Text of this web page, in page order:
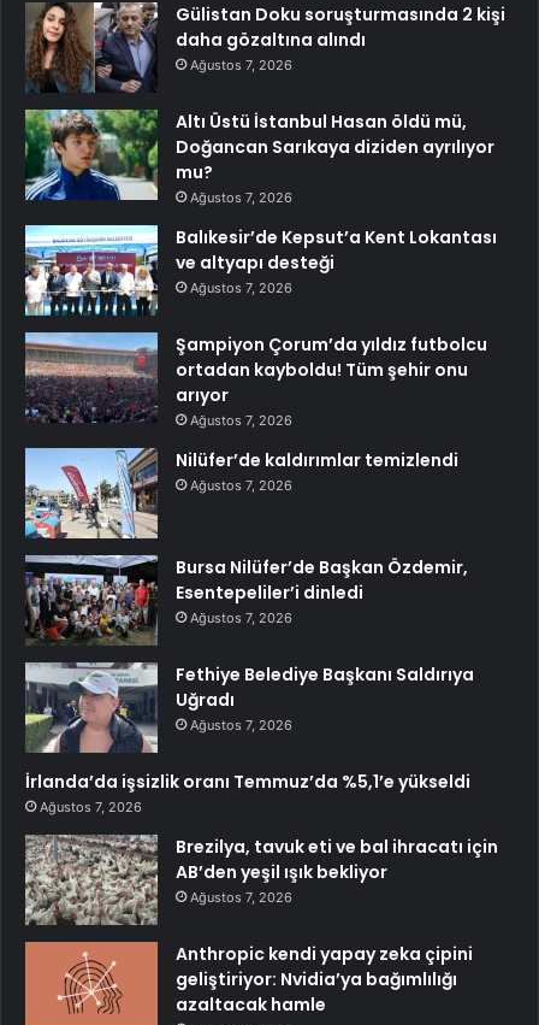
Gülistan Doku soruşturmasında 2 kişi
daha gözaltına alındı
Ağustos 7, 2026
Altı Üstü İstanbul Hasan öldü mü,
Doğancan Sarıkaya diziden ayrılıyor
mu?
Ağustos 7, 2026
Balıkesir’de Kepsut’a Kent Lokantası
ve altyapı desteği
Ağustos 7, 2026
Şampiyon Çorum’da yıldız futbolcu
ortadan kayboldu! Tüm şehir onu
arıyor
Ağustos 7, 2026
Nilüfer’de kaldırımlar temizlendi
Ağustos 7, 2026
Bursa Nilüfer’de Başkan Özdemir,
Esentepeliler’i dinledi
Ağustos 7, 2026
Fethiye Belediye Başkanı Saldırıya
Uğradı
Ağustos 7, 2026
İrlanda’da işsizlik oranı Temmuz’da %5,1’e yükseldi
Ağustos 7, 2026
Brezilya, tavuk eti ve bal ihracatı için
AB’den yeşil ışık bekliyor
Ağustos 7, 2026
Anthropic kendi yapay zeka çipini
geliştiriyor: Nvidia’ya bağımlılığı
azaltacak hamle